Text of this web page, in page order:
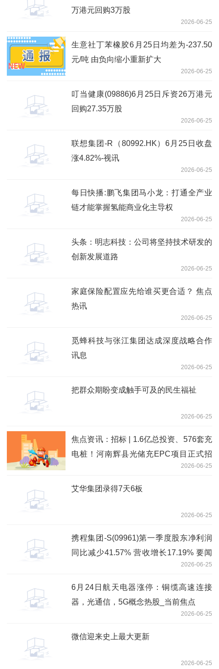
万港元回购3万股
2026-06-25
生意社丁苯橡胶6月25日均差为-237.50
元/吨 由负向缩小重新扩大
2026-06-25
叮当健康(09886)6月25日斥资26万港元
回购27.35万股
2026-06-25
联想集团-R（80992.HK）6月25日收盘
涨4.82%-视讯
2026-06-25
每日快播:鹏飞集团马小龙：打通全产业
链才能掌握氢能商业化主导权
2026-06-25
头条：明志科技：公司将坚持技术研发的
创新发展道路
2026-06-25
家庭保险配置应先给谁买更合适？ 焦点
热讯
2026-06-25
觅蜂科技与张江集团达成深度战略合作
讯息
2026-06-25
把群众期盼变成触手可及的民生福祉
2026-06-25
焦点资讯：招标 | 1.6亿总投资、576套充
电桩！河南辉县光储充EPC项目正式招
2026-06-25
艾华集团录得7天6板
2026-06-25
携程集团-S(09961)第一季度股东净利润
同比减少41.57% 营收增长17.19% 要闻
2026-06-25
6月24日航天电器涨停：铜缆高速连接
器，光通信，5G概念热股_当前焦点
2026-06-25
微信迎来史上最大更新
2026-06-25